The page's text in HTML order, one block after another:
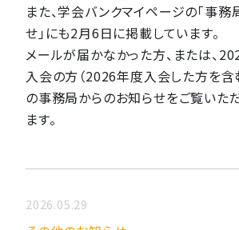
また、学会バンクマイページの「事務
せ」にも2月6日に掲載しています。
メールが届かなかった方、または、
入会の方（2026年度入会した方を含
の事務局からのお知らせをご覧いた
ます。
2026.05.29